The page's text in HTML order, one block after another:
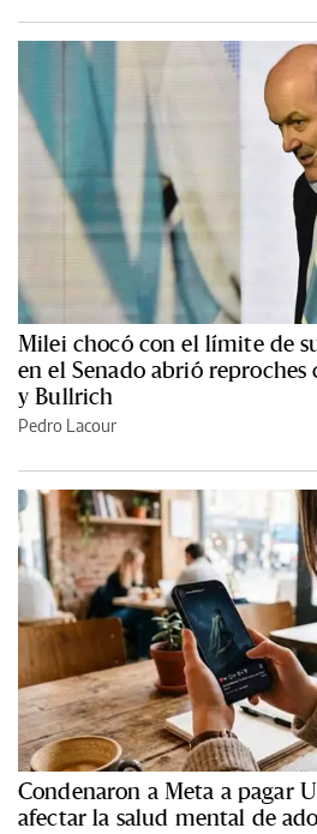
Milei chocó con el límite de
en el Senado abrió
y Bullrich
Pedro Lacour
Condenaron a Meta a pagar
afectar la salud mental de